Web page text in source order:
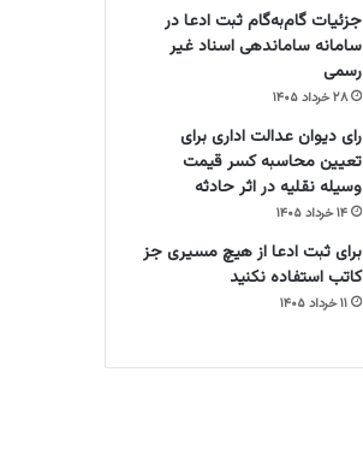
جزئیات گام‌به‌گام ثبت ادعا در
سامانه ساماندهی اسناد غیر
رسمی
۲۸ خرداد ۱۴۰۵
رای دیوان عدالت اداری برای
تعیین محاسبه کسر قیمت
وسیله نقلیه در اثر حادثه
۱۴ خرداد ۱۴۰۵
برای ثبت ادعا از هیچ مسیری جز
کاتب استفاده نکنید
۱۱ خرداد ۱۴۰۵